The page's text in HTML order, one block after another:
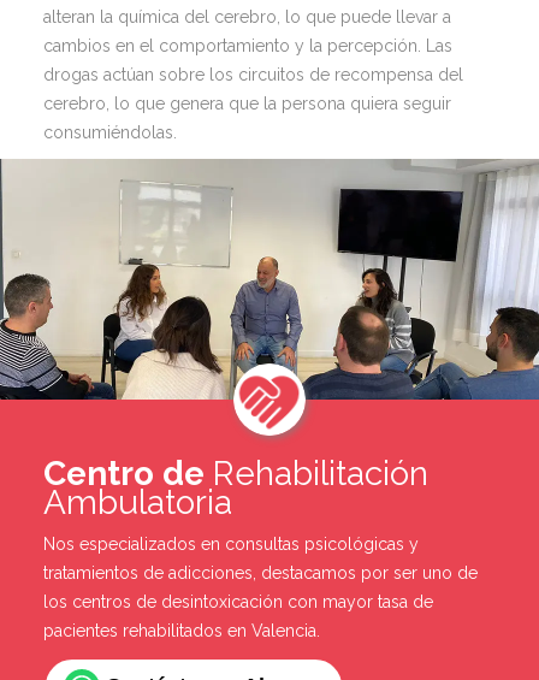
alteran la química del cerebro, lo que puede llevar a
cambios en el comportamiento y la percepción. Las
drogas actúan sobre los circuitos de recompensa del
cerebro, lo que genera que la persona quiera seguir
consumiéndolas.
Centro de Rehabilitación
Ambulatoria
Nos especializados en consultas psicológicas y
tratamientos de adicciones, destacamos por ser uno de
los centros de desintoxicación con mayor tasa de
pacientes rehabilitados en Valencia.